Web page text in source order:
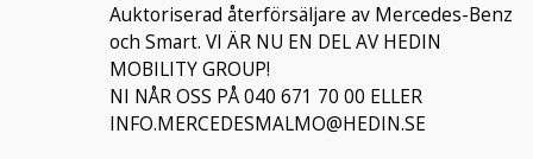
Auktoriserad återförsäljare av Mercedes-Benz
och Smart. VI ÄR NU EN DEL AV HEDIN
MOBILITY GROUP!
NI NÅR OSS PÅ 040 671 70 00 ELLER
INFO.MERCEDESMALMO@HEDIN.SE